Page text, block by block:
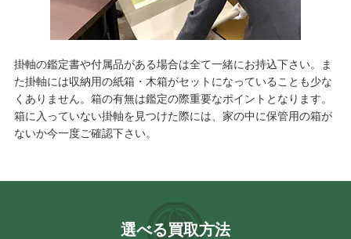
掛軸の鑑定書や付属品がある場合は全て一緒にお持込下さい。ま
た掛軸には収納用の紙箱・木箱がセットになっていることも少な
くありません。箱の有無は鑑定の際重要なポイントとなります。
箱に入っていない掛軸を見つけた際には、家の中に保管用の箱が
ないか今一度ご確認下さい。
選べる買取方法